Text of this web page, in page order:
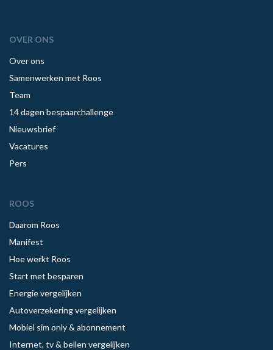
OVER ONS
Over ons
Samenwerken met Roos
Team
14 dagen bespaarchallenge
Nieuwsbrief
Vacatures
Pers
ROOS
Daarom Roos
Manifest
Hoe werkt Roos
Start met besparen
Energie vergelijken
Autoverzekering vergelijken
Mobiel sim only & abonnement
Internet, tv & bellen vergelijken